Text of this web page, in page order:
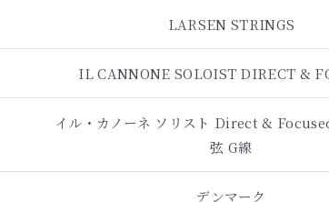
LARSEN STRINGS
IL CANNONE SOLOIST DIRECT &
イル・カノーネ ソリスト Direct &
弦 G線
デンマーク